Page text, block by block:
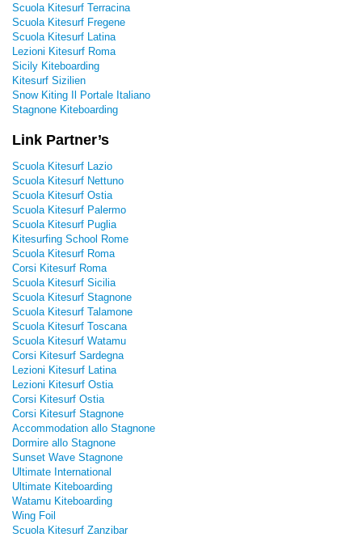
Scuola Kitesurf Terracina
Scuola Kitesurf Fregene
Scuola Kitesurf Latina
Lezioni Kitesurf Roma
Sicily Kiteboarding
Kitesurf Sizilien
Snow Kiting Il Portale Italiano
Stagnone Kiteboarding
Link Partner’s
Scuola Kitesurf Lazio
Scuola Kitesurf Nettuno
Scuola Kitesurf Ostia
Scuola Kitesurf Palermo
Scuola Kitesurf Puglia
Kitesurfing School Rome
Scuola Kitesurf Roma
Corsi Kitesurf Roma
Scuola Kitesurf Sicilia
Scuola Kitesurf Stagnone
Scuola Kitesurf Talamone
Scuola Kitesurf Toscana
Scuola Kitesurf Watamu
Corsi Kitesurf Sardegna
Lezioni Kitesurf Latina
Lezioni Kitesurf Ostia
Corsi Kitesurf Ostia
Corsi Kitesurf Stagnone
Accommodation allo Stagnone
Dormire allo Stagnone
Sunset Wave Stagnone
Ultimate International
Ultimate Kiteboarding
Watamu Kiteboarding
Wing Foil
Scuola Kitesurf Zanzibar